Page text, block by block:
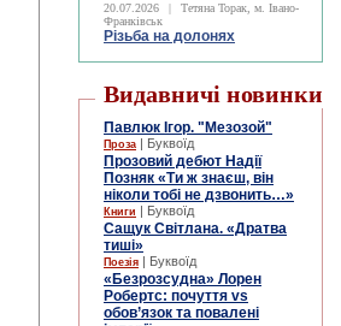
20.07.2026 |
Тетяна Торак, м. Івано-
Франківськ
Різьба на долонях
Видавничі новинки
Павлюк Ігор. "Мезозой"
Проза | Буквоїд
Прозовий дебют Надії
Позняк «Ти ж знаєш, він
ніколи тобі не дзвонить…»
Книги | Буквоїд
Сащук Світлана. «Дратва
тиші»
Поезія | Буквоїд
«Безрозсудна» Лорен
Робертс: почуття vs
обов’язок та повалені